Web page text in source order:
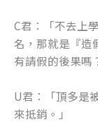
C君：「不去上
名，那就是『造
有請假的後果嗎
U君：「頂多是
來抵銷。」